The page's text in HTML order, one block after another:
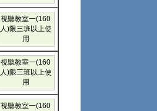
視聽教室一(160
人)限三班以上使
用
視聽教室一(160
人)限三班以上使
用
視聽教室一(160